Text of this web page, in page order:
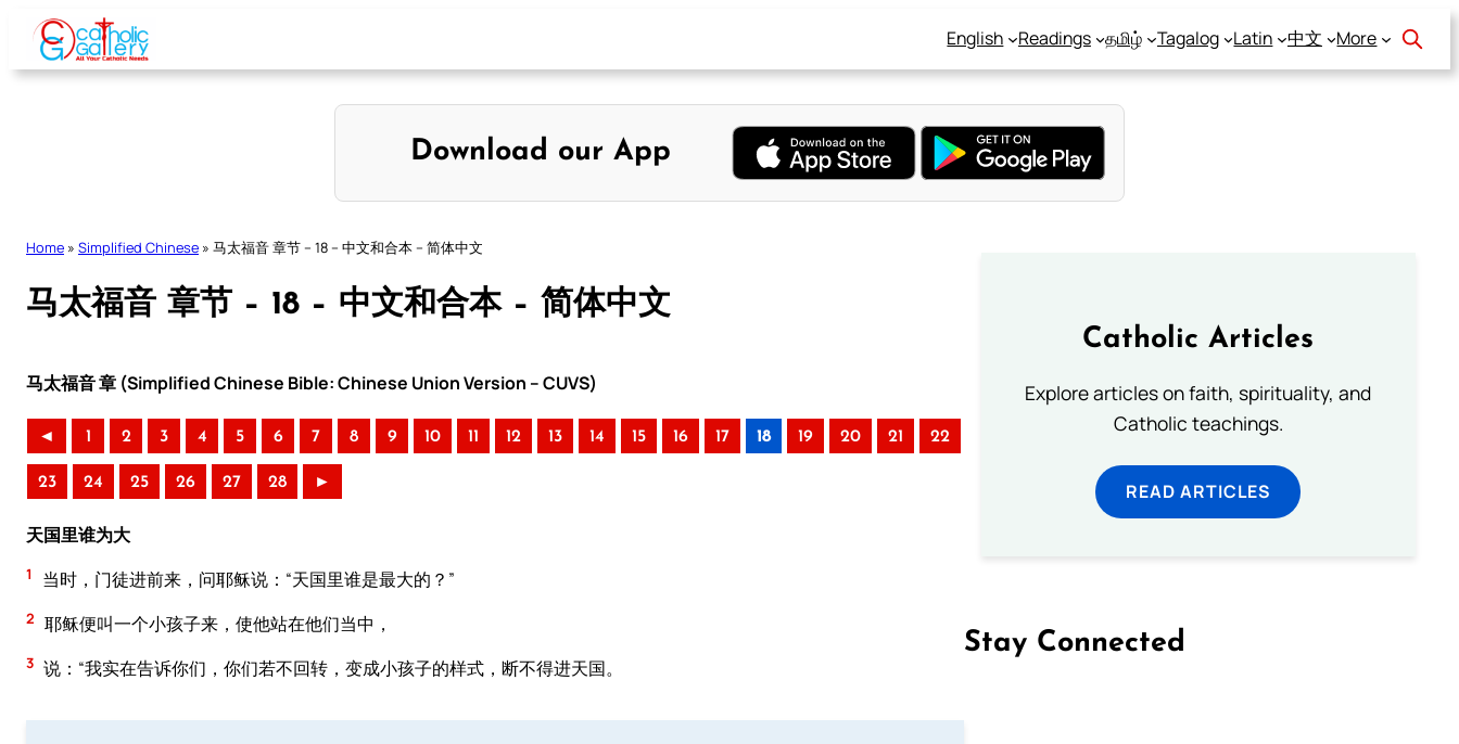
Skip
content
English Readings தமிழ் Tagalog Latin 中文 More
Download our App
Home » Simplified Chinese » 马太福音 章节 – 18 – 中文和合本 – 简体中文
马太福音 章节 – 18 – 中文和合本 – 简体中文
马太福音 章 (Simplified Chinese Bible: Chinese Union Version – CUVS)
◄ 1 2 3 4 5 6 7 8 9 10 11 12 13 14 15 16 17 18 19 20 21 22
23 24 25 26 27 28 ►
天国里谁为大
1 当时，门徒进前来，问耶稣说：“天国里谁是最大的？”
2 耶稣便叫一个小孩子来，使他站在他们当中，
3 说：“我实在告诉你们，你们若不回转，变成小孩子的样式，断不得进天国。
Catholic Articles
Explore articles on faith, spirituality, and
Catholic teachings.
READ ARTICLES
Stay Connected